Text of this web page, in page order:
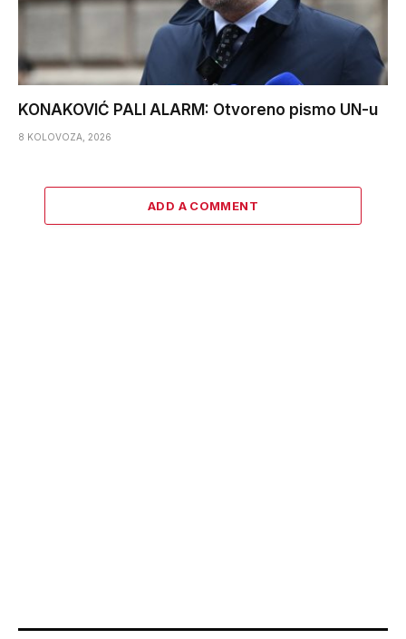
KONAKOVIĆ PALI ALARM: Otvoreno pismo UN-u
8 KOLOVOZA, 2026
ADD A COMMENT